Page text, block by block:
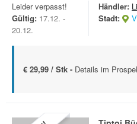
Leider verpasst!
Gültig: 17.12. -
20.12.
Händler:
Stadt:
€ 29,99 / Stk - Details im